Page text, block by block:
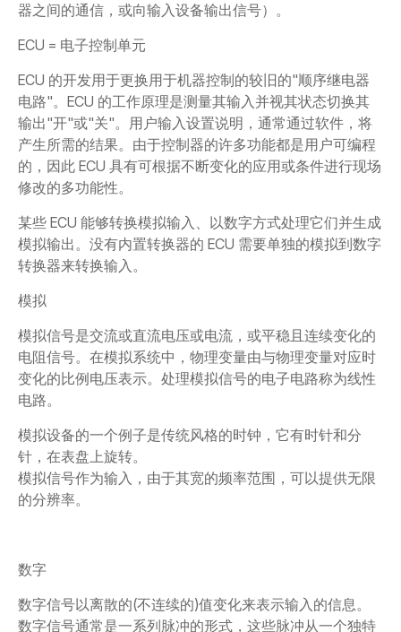
器之间的通信，或向输入设备输出信号）。
ECU = 电子控制单元
ECU 的开发用于更换用于机器控制的较旧的"顺序继电器
电路"。ECU 的工作原理是测量其输入并视其状态切换其
输出"开"或"关"。用户输入设置说明，通常通过软件，将
产生所需的结果。由于控制器的许多功能都是用户可编程
的，因此 ECU 具有可根据不断变化的应用或条件进行现场
修改的多功能性。
某些 ECU 能够转换模拟输入、以数字方式处理它们并生成
模拟输出。没有内置转换器的 ECU 需要单独的模拟到数字
转换器来转换输入。
模拟
模拟信号是交流或直流电压或电流，或平稳且连续变化的
电阻信号。在模拟系统中，物理变量由与物理变量对应时
变化的比例电压表示。处理模拟信号的电子电路称为线性
电路。
模拟设备的一个例子是传统风格的时钟，它有时针和分
针，在表盘上旋转。
模拟信号作为输入，由于其宽的频率范围，可以提供无限
的分辨率。
数字
数字信号以离散的(不连续的)值变化来表示输入的信息。
数字信号通常是一系列脉冲的形式，这些脉冲从一个独特